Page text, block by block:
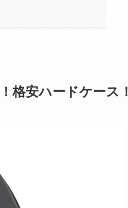
格安ハードケース！